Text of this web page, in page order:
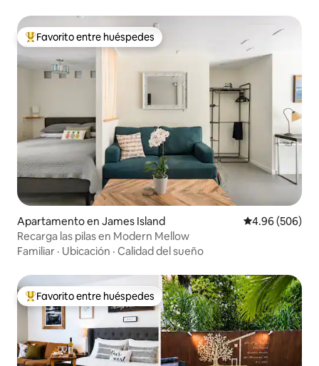
Favorito entre huéspedes preferido
Favorito entre huéspedes
Apartamento en James Island Calificación
4.96 (506)
Recarga las pilas en Modern Mellow
Familiar · Ubicación · Calidad del sueño
Favorito entre huéspedes preferido
Favorito entre huéspedes